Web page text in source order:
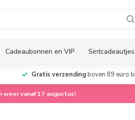
Cadeaubonnen en VIP Sintcadeautjes
Gratis verzendingboven 89 euro
vanaf 17 augustus!